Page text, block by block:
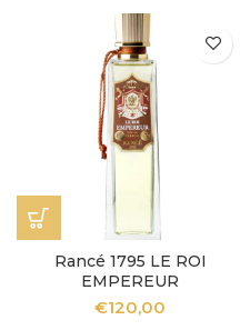
Rancé 1795 LE ROI
EMPEREUR
€120,00